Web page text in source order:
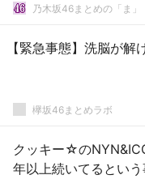
乃木坂46まとめの「ま」
【緊急事態】洗脳が解
欅坂46まとめラボ
クッキー☆の
年以上続いてるという